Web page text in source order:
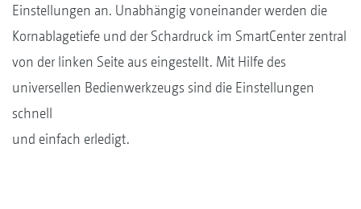
Einstellungen an. Unabhängig voneinander werden die
Kornablagetiefe und der Schardruck im SmartCenter zentral
von der linken Seite aus eingestellt. Mit Hilfe des
universellen Bedienwerkzeugs sind die Einstellungen
schnell
und einfach erledigt.